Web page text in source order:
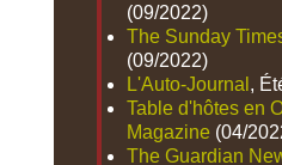
(09/2022)
The Sunday
(09/2022)
L'Auto-Journal ,
Table d'hôtes en
Magazine (04/
The Guardian